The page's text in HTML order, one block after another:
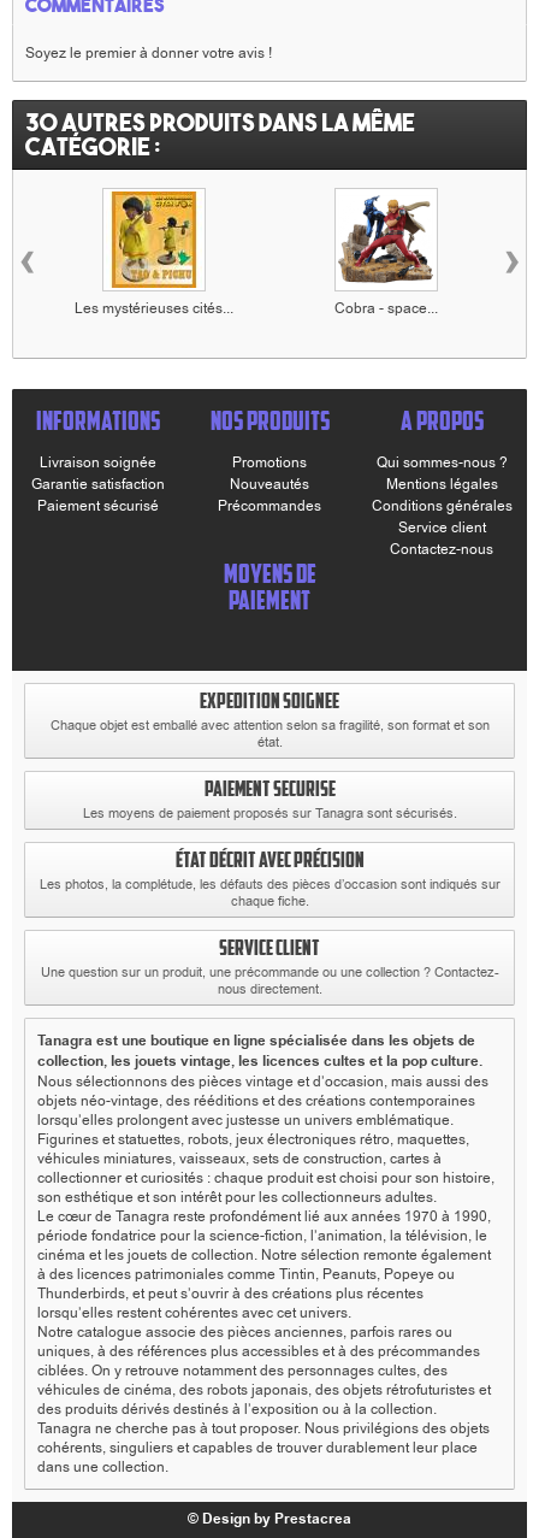
Commentaires
Soyez le premier à donner votre avis !
30 autres produits dans la même
catégorie :
Les mystérieuses cités... Cobra - space...
‹ ›
INFORMATIONS
Livraison soignée
Garantie satisfaction
Paiement sécurisé
NOS PRODUITS
Promotions
Nouveautés
Précommandes
A PROPOS
Qui sommes-nous ?
Mentions légales
Conditions générales
Service client
Contactez-nous
MOYENS DE
PAIEMENT
EXPEDITION SOIGNEE
Chaque objet est emballé avec attention selon sa fragilité, son format et son
état.
PAIEMENT SECURISE
Les moyens de paiement proposés sur Tanagra sont sécurisés.
ÉTAT DÉCRIT AVEC PRÉCISION
Les photos, la complétude, les défauts des pièces d’occasion sont indiqués sur
chaque fiche.
SERVICE CLIENT
Une question sur un produit, une précommande ou une collection ? Contactez-
nous directement.
Tanagra est une boutique en ligne spécialisée dans les objets de
collection, les jouets vintage, les licences cultes et la pop culture.
Nous sélectionnons des pièces vintage et d’occasion, mais aussi des
objets néo-vintage, des rééditions et des créations contemporaines
lorsqu’elles prolongent avec justesse un univers emblématique.
Figurines et statuettes, robots, jeux électroniques rétro, maquettes,
véhicules miniatures, vaisseaux, sets de construction, cartes à
collectionner et curiosités : chaque produit est choisi pour son histoire,
son esthétique et son intérêt pour les collectionneurs adultes.
Le cœur de Tanagra reste profondément lié aux années 1970 à 1990,
période fondatrice pour la science-fiction, l’animation, la télévision, le
cinéma et les jouets de collection. Notre sélection remonte également
à des licences patrimoniales comme Tintin, Peanuts, Popeye ou
Thunderbirds, et peut s’ouvrir à des créations plus récentes
lorsqu’elles restent cohérentes avec cet univers.
Notre catalogue associe des pièces anciennes, parfois rares ou
uniques, à des références plus accessibles et à des précommandes
ciblées. On y retrouve notamment des personnages cultes, des
véhicules de cinéma, des robots japonais, des objets rétrofuturistes et
des produits dérivés destinés à l’exposition ou à la collection.
Tanagra ne cherche pas à tout proposer. Nous privilégions des objets
cohérents, singuliers et capables de trouver durablement leur place
dans une collection.
© Design by Prestacrea